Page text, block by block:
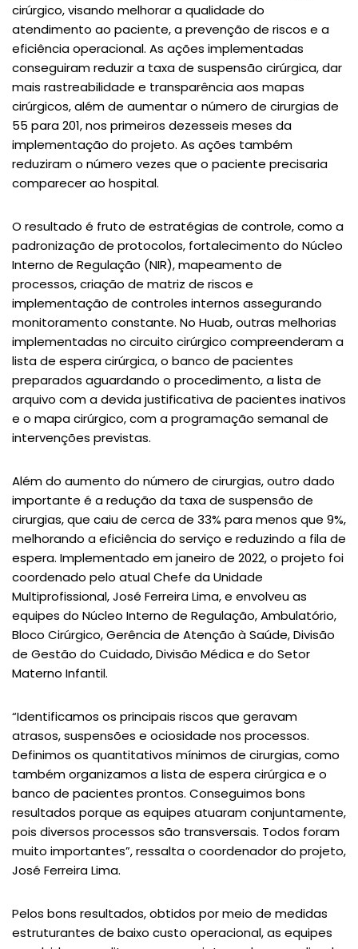
cirúrgico, visando melhorar a qualidade do
atendimento ao paciente, a prevenção de riscos e a
eficiência operacional. As ações implementadas
conseguiram reduzir a taxa de suspensão cirúrgica, dar
mais rastreabilidade e transparência aos mapas
cirúrgicos, além de aumentar o número de cirurgias de
55 para 201, nos primeiros dezesseis meses da
implementação do projeto. As ações também
reduziram o número vezes que o paciente precisaria
comparecer ao hospital.
O resultado é fruto de estratégias de controle, como a
padronização de protocolos, fortalecimento do Núcleo
Interno de Regulação (NIR), mapeamento de
processos, criação de matriz de riscos e
implementação de controles internos assegurando
monitoramento constante. No Huab, outras melhorias
implementadas no circuito cirúrgico compreenderam a
lista de espera cirúrgica, o banco de pacientes
preparados aguardando o procedimento, a lista de
arquivo com a devida justificativa de pacientes inativos
e o mapa cirúrgico, com a programação semanal de
intervenções previstas.
Além do aumento do número de cirurgias, outro dado
importante é a redução da taxa de suspensão de
cirurgias, que caiu de cerca de 33% para menos que 9%,
melhorando a eficiência do serviço e reduzindo a fila de
espera. Implementado em janeiro de 2022, o projeto foi
coordenado pelo atual Chefe da Unidade
Multiprofissional, José Ferreira Lima, e envolveu as
equipes do Núcleo Interno de Regulação, Ambulatório,
Bloco Cirúrgico, Gerência de Atenção à Saúde, Divisão
de Gestão do Cuidado, Divisão Médica e do Setor
Materno Infantil.
“Identificamos os principais riscos que geravam
atrasos, suspensões e ociosidade nos processos.
Definimos os quantitativos mínimos de cirurgias, como
também organizamos a lista de espera cirúrgica e o
banco de pacientes prontos. Conseguimos bons
resultados porque as equipes atuaram conjuntamente,
pois diversos processos são transversais. Todos foram
muito importantes”, ressalta o coordenador do projeto,
José Ferreira Lima.
Pelos bons resultados, obtidos por meio de medidas
estruturantes de baixo custo operacional, as equipes